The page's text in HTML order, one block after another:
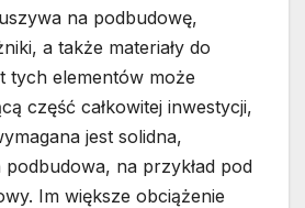
na podbudowę,
a także materiały do
tych elementów może
część całkowitej inwestycji,
jest solidna,
na przykład pod
Im większe obciążenie